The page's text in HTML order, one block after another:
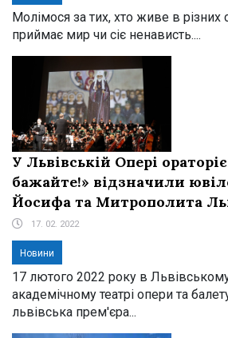
Молімося за тих, хто живе в різних
приймає мир чи сіє ненависть....
У Львівській Опері
бажайте!» відзначили
Йосифа та Митрополита
17. 02. 2022
Новини
17 лютого 2022 року в
академічному театрі опери та
львівська прем'єра...